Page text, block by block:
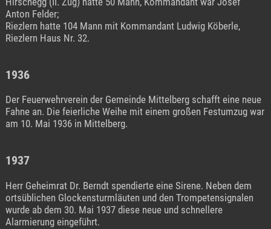
Anton Felder;
Riezlern hatte 104 Mann mit Kommandant Ludwig Köberle,
Riezlern Haus Nr. 32.
1936
Der Feuerwehrverein der Gemeinde Mittelberg schafft eine neue
Fahne an. Die feierliche Weihe mit einem großen Festumzug war
am 10. Mai 1936 in Mittelberg.
1937
Herr Geheimrat Dr. Berndt spendierte eine Sirene. Neben dem
ortsüblichen Glockensturmläuten und den Trompetensignalen
wurde ab dem 30. Mai 1937 diese neue und schnellere
Alarmierung eingeführt.